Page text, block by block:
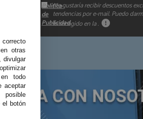
Me gustaría recibir descuentos
tendencias por e-mail. Puedo
lo recogido en la
Política
de
Publicidad
.
otras
divulgar
todo
aceptar
posible
el botón